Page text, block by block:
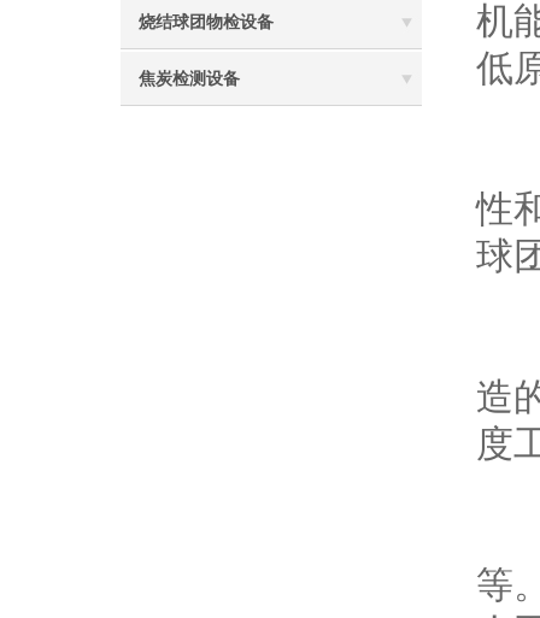
烧结球团物检设备
焦炭检测设备
机
低
性
球
造
度
等